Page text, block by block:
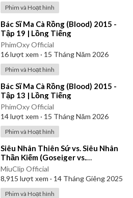
Phim và Hoạt hình
⁣Bác Sĩ Ma Cà Rồng (Blood) 2015 -
Tập 19 | Lồng Tiếng
PhimOxy Official
16lượt xem · 15 Tháng Năm 2026
Phim và Hoạt hình
⁣Bác Sĩ Ma Cà Rồng (Blood) 2015 -
Tập 13 | Lồng Tiếng
PhimOxy Official
14lượt xem · 15 Tháng Năm 2026
Phim và Hoạt hình
⁣Siêu Nhân Thiên Sứ vs. Siêu Nhân
Thần Kiếm (Goseiger vs.
Shinkenger) | Vietsub
MiuClip Official
8,915 lượt xem · 14 Tháng Giêng 2025
Phim và Hoạt hình